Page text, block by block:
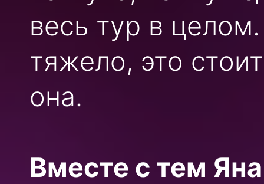
весь тур в
тяжело, это
она.
Вместе с тем